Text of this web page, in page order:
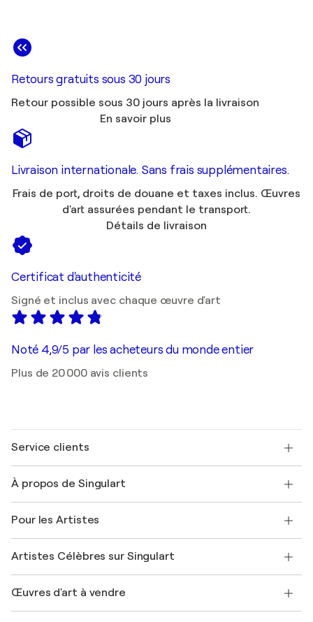
Retours gratuits sous 30 jours
Retour possible sous 30 jours après la livraison
En savoir plus
Livraison internationale. Sans frais supplémentaires.
Frais de port, droits de douane et taxes inclus. Œuvres
d'art assurées pendant le transport.
Détails de livraison
Certificat d'authenticité
Signé et inclus avec chaque œuvre d'art
Noté 4,9/5 par les acheteurs du monde entier
Plus de 20 000 avis clients
Service clients
Expédition
Offrir une carte cadeau
Rejoignez notre programme commercial
Mon compte
+33 1 76 44 06 42
À propos de Singulart
FAQ
Magazine Singulart
Emplois
Découvrez une sélection d'art original
Pour les Artistes
Se connecter en tant qu'Artiste
Artistes Célèbres sur Singulart
Marc Chagall
Œuvres d'art à vendre